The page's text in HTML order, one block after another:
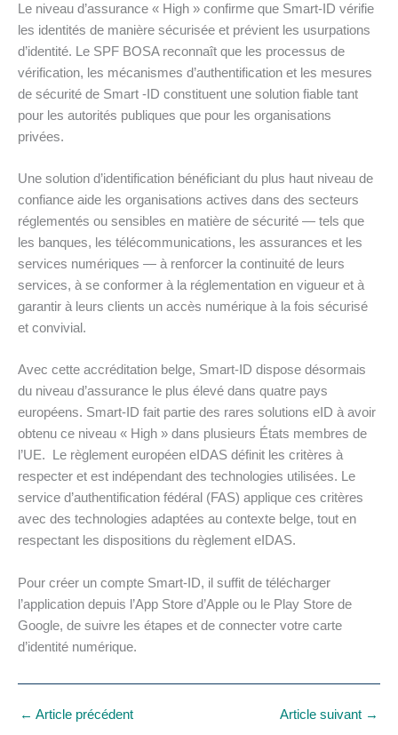
Le niveau d’assurance « High » confirme que Smart-ID vérifie
les identités de manière sécurisée et prévient les usurpations
d’identité. Le SPF BOSA reconnaît que les processus de
vérification, les mécanismes d’authentification et les mesures
de sécurité de Smart -ID constituent une solution fiable tant
pour les autorités publiques que pour les organisations
privées.
Une solution d’identification bénéficiant du plus haut niveau de
confiance aide les organisations actives dans des secteurs
réglementés ou sensibles en matière de sécurité — tels que
les banques, les télécommunications, les assurances et les
services numériques — à renforcer la continuité de leurs
services, à se conformer à la réglementation en vigueur et à
garantir à leurs clients un accès numérique à la fois sécurisé
et convivial.
Avec cette accréditation belge, Smart-ID dispose désormais
du niveau d’assurance le plus élevé dans quatre pays
européens. Smart-ID fait partie des rares solutions eID à avoir
obtenu ce niveau « High » dans plusieurs États membres de
l’UE. Le règlement européen eIDAS définit les critères à
respecter et est indépendant des technologies utilisées. Le
service d’authentification fédéral (FAS) applique ces critères
avec des technologies adaptées au contexte belge, tout en
respectant les dispositions du règlement eIDAS.
Pour créer un compte Smart-ID, il suffit de télécharger
l’application depuis l’App Store d’Apple ou le Play Store de
Google, de suivre les étapes et de connecter votre carte
d’identité numérique.
← Article précédent Article suivant →